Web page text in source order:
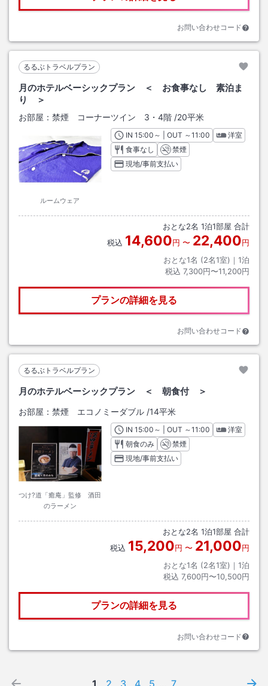
お問い合わせコード
るるぶトラベルプラン
月のホテルベーシックプラン ＜ お食事なし 素泊ま
り ＞
お部屋： 禁煙 コーナーツイン 3・4階 /20平米
ルームウェア
INチェックイン
15:00 ～ | OUT チェックアウト
～11:00
洋室
食事なし
禁煙
現地/事前支払い
おとな2名 1泊1部屋 合計
税込 14,600円 〜 22,400円
おとな1名 (2名1室)｜ 1泊
税込 7,300円〜11,200円
プランの詳細を見る
お問い合わせコード
るるぶトラベルプラン
月のホテルベーシックプラン ＜ 朝食付 ＞
お部屋： 禁煙 エコノミーダブル /14平米
つけ?道「癒庵」監修 酒田
のラーメン
INチェックイン
15:00 ～ | OUT チェックアウト
～11:00
洋室
朝食のみ
禁煙
現地/事前支払い
おとな2名 1泊1部屋 合計
税込 15,200円 〜 21,000円
おとな1名 (2名1室)｜ 1泊
税込 7,600円〜10,500円
プランの詳細を見る
お問い合わせコード
1 2 3 4 5 ... 7